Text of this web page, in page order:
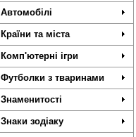
Автомобілі
Країни та міста
Комп'ютерні ігри
Футболки з тваринами
Знаменитості
Знаки зодіаку